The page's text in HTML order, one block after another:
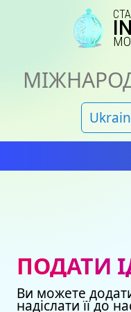
Представництва
Наші сертифікати
Каталог ідей
Avto
Подати ідею
ПОДАТИ
Ви можете
надіслати її до